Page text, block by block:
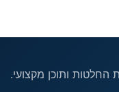
ותוכן מקצועי.